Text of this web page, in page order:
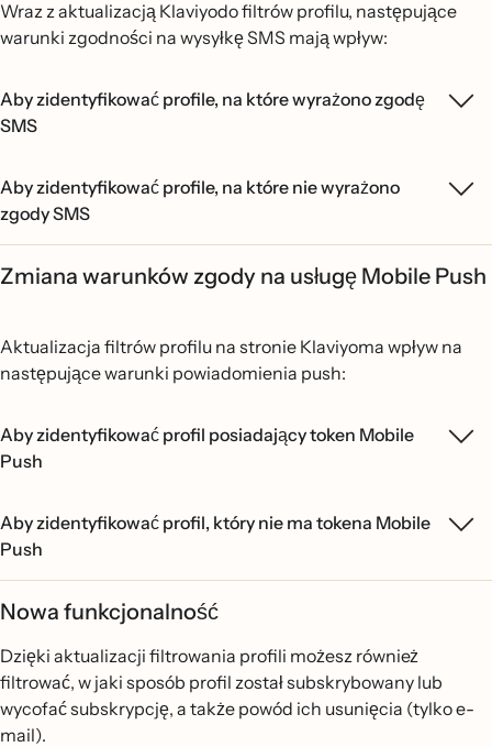
Wraz z aktualizacją Klaviyodo filtrów profilu, następujące
warunki zgodności na wysyłkę SMS mają wpływ:
Aby zidentyfikować profile, na które wyrażono zgodę
SMS
Aby zidentyfikować profile, na które nie wyrażono
zgody SMS
Zmiana warunków zgody na usługę Mobile Push
Aktualizacja filtrów profilu na stronie Klaviyoma wpływ na
następujące warunki powiadomienia push:
Aby zidentyfikować profil posiadający token Mobile
Push
Aby zidentyfikować profil, który nie ma tokena Mobile
Push
Nowa funkcjonalność
Dzięki aktualizacji filtrowania profili możesz również
filtrować, w jaki sposób profil został subskrybowany lub
wycofać subskrypcję, a także powód ich usunięcia (tylko e-
mail).